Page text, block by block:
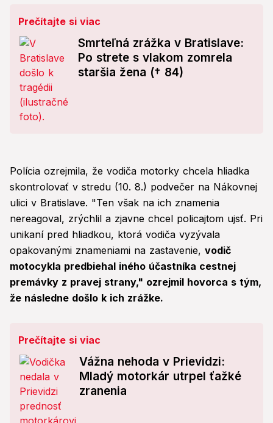
Prečítajte si viac
Smrteľná zrážka v Bratislave:
Po strete s vlakom zomrela
staršia žena († 84)
Polícia ozrejmila, že vodiča motorky chcela hliadka
skontrolovať v stredu (10. 8.) podvečer na Nákovnej
ulici v Bratislave. "Ten však na ich znamenia
nereagoval, zrýchlil a zjavne chcel policajtom ujsť. Pri
unikaní pred hliadkou, ktorá vodiča vyzývala
opakovanými znameniami na zastavenie, vodič
motocykla predbiehal iného účastníka cestnej
premávky z pravej strany," ozrejmil hovorca s tým,
že následne došlo k ich zrážke.
Prečítajte si viac
Vážna nehoda v Prievidzi:
Mladý motorkár utrpel ťažké
zranenia